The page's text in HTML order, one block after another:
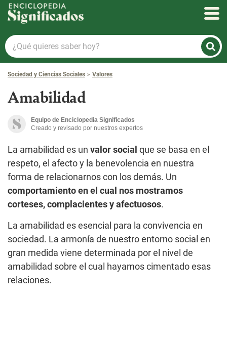
Enciclopedia Significados
¿Qué
quieres
saber
hoy?
Sociedad y Ciencias Sociales Valores
Amabilidad
Equipo de Enciclopedia Significados
Creado y revisado por nuestros expertos
La amabilidad es un valor social que se basa en el
respeto, el afecto y la benevolencia en nuestra
forma de relacionarnos con los demás. Un
comportamiento en el cual nos mostramos
corteses, complacientes y afectuosos.
La amabilidad es esencial para la convivencia en
sociedad. La armonía de nuestro entorno social en
gran medida viene determinada por el nivel de
amabilidad sobre el cual hayamos cimentado esas
relaciones.